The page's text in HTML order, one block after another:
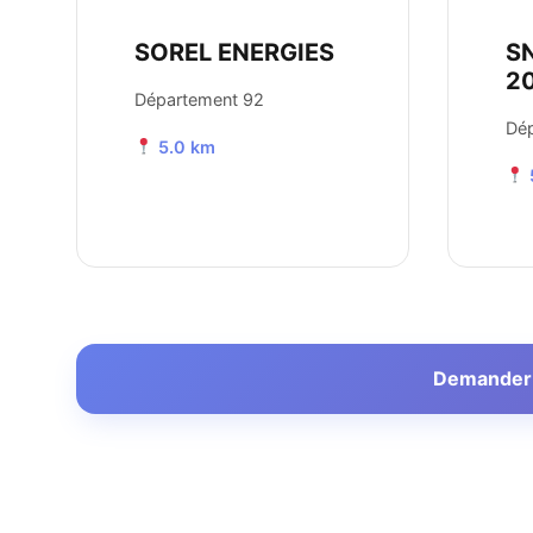
SOREL ENERGIES
Département 92
5.0 km